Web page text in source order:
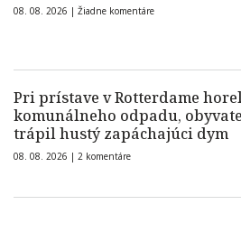
08. 08. 2026 | Žiadne komentáre
Pri prístave v Rotterdame
komunálneho odpadu,
trápil hustý zapáchajúci dym
08. 08. 2026 | 2 komentáre